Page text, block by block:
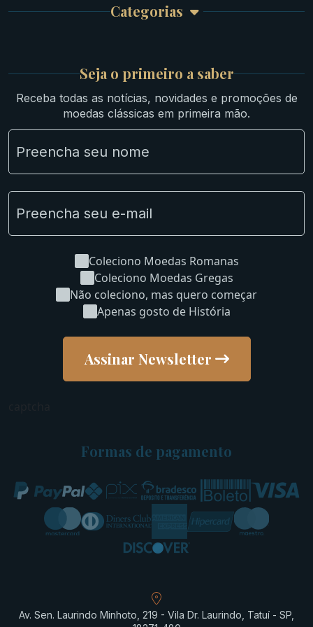
Atendimento
Categorias
Ouro
Ibéricas
Lotes Grandes
Material Numismático
NGC e NNC Encapsuladas
Novidades
Seja o primeiro a saber
Receba todas as notícias, novidades e promoções de
moedas clássicas em primeira mão.
Coleciono Moedas Romanas
Coleciono Moedas Gregas
Não coleciono, mas quero começar
Apenas gosto de História
Assinar Newsletter
Formas de pagamento
Av. Sen. Laurindo Minhoto, 219 - Vila Dr. Laurindo, Tatuí - SP,